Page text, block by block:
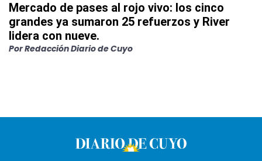
Mercado de pases al rojo vivo: los cinco
grandes ya sumaron 25 refuerzos y River
lidera con nueve.
PorRedacción Diario de Cuyo